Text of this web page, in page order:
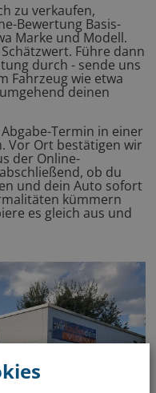
zu verkaufen,
Bewertung Basis-
Marke und Modell.
Führe dann
durch - sende uns
Fahrzeug wie etwa
deinen
Termin in einer
Vor Ort bestätigen wir
der Online-
ob du
und dein Auto sofort
kümmern
es gleich aus und